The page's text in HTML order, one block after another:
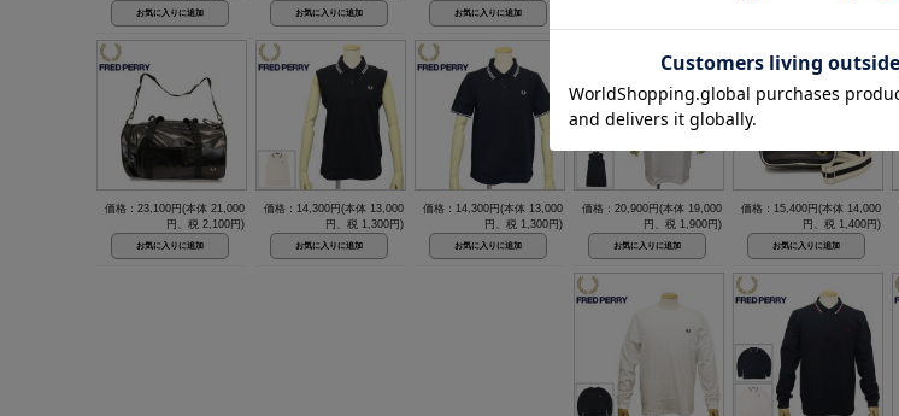
価格：23,100円(本体 21,000
円、税 2,100円)
価格：14,300円(本体 13,000
円、税 1,300円)
価格：14,300円(本体 13,000
円、税 1,300円)
価格：20,900円(本体 19,000
円、税 1,900円)
価格：15,400円(本体 14,000
円、税 1,400円)